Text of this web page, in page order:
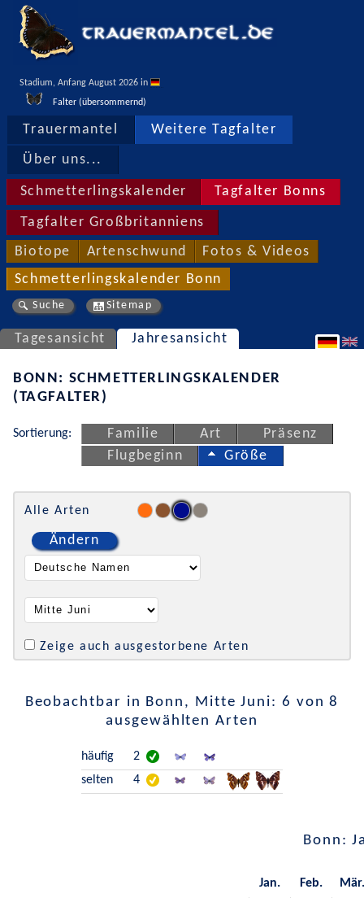
Stadium, Anfang August 2026 in
Falter (übersommernd)
Trauermantel Weitere Tagfalter
Über uns...
Schmetterlingskalender Tagfalter Bonns
Tagfalter Großbritanniens
Biotope Artenschwund Fotos & Videos
Schmetterlingskalender Bonn
Suche Sitemap
Tagesansicht Jahresansicht
BONN: SCHMETTERLINGSKALENDER
(TAGFALTER)
Sortierung: Familie Art
Präsenz
Flugbeginn
Größe
Alle Arten
Ändern
Zeige auch ausgestorbene Arten
Beobachtbar in Bonn, Mitte Juni: 6 von 8
ausgewählten Arten
häufig
2
selten
4
Bonn:
Jan. Feb. Mär.